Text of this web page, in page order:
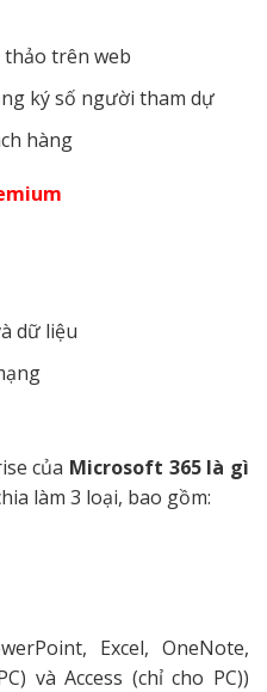
thảo trên web
ký số người tham dự
hàng
dữ liệu
của Microsoft 365 là gì
làm 3 loại, bao gồm:
Excel, OneNote,
và Access (chỉ cho PC))